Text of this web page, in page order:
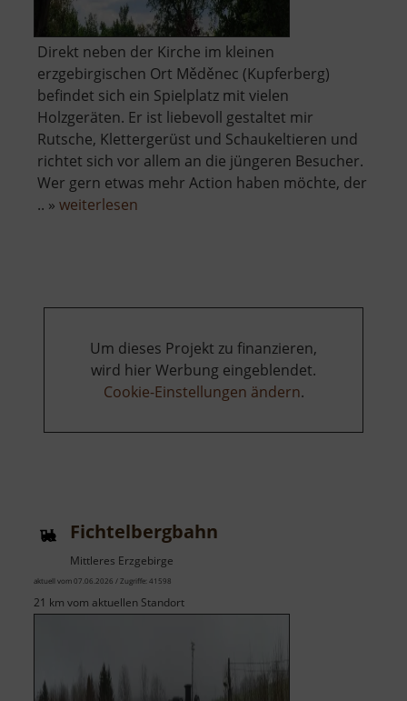
Direkt neben der Kirche im kleinen
erzgebirgischen Ort Měděnec (Kupferberg)
befindet sich ein Spielplatz mit vielen
Holzgeräten. Er ist liebevoll gestaltet mir
Rutsche, Klettergerüst und Schaukeltieren und
richtet sich vor allem an die jüngeren Besucher.
Wer gern etwas mehr Action haben möchte, der
.. » weiterlesen
Um dieses Projekt zu finanzieren,
wird hier Werbung eingeblendet.
Cookie-Einstellungen ändern.
Fichtelbergbahn
Mittleres Erzgebirge
aktuell vom 07.06.2026 / Zugriffe: 41598
21 km vom aktuellen Standort